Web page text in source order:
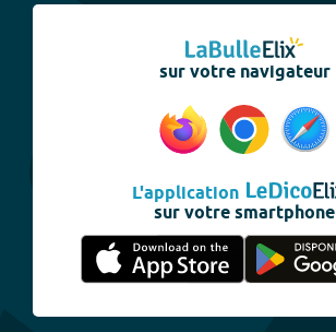
sur votre navigateur
L'application
sur votre smartphone